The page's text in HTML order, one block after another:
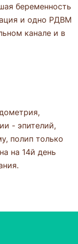
беременность
и одно РДВМ
канале и в
- эпителий,
полип только
на 14й день